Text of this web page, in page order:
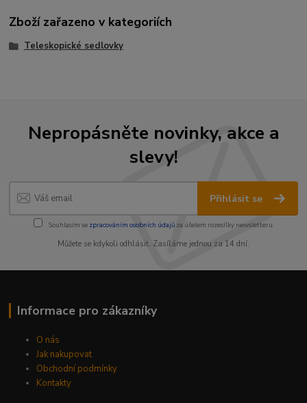
Zboží zařazeno v kategoriích
Teleskopické sedlovky
Nepropásněte novinky, akce a
slevy!
Přihlásit se
Souhlasím se zpracováním osobních údajůza účelem rozesílky newsletteru.
Můžete se kdykoli odhlásit. Zasíláme jednou za 14 dní.
Informace pro zákazníky
O nás
Jak nakupovat
Obchodní podmínky
Kontakty